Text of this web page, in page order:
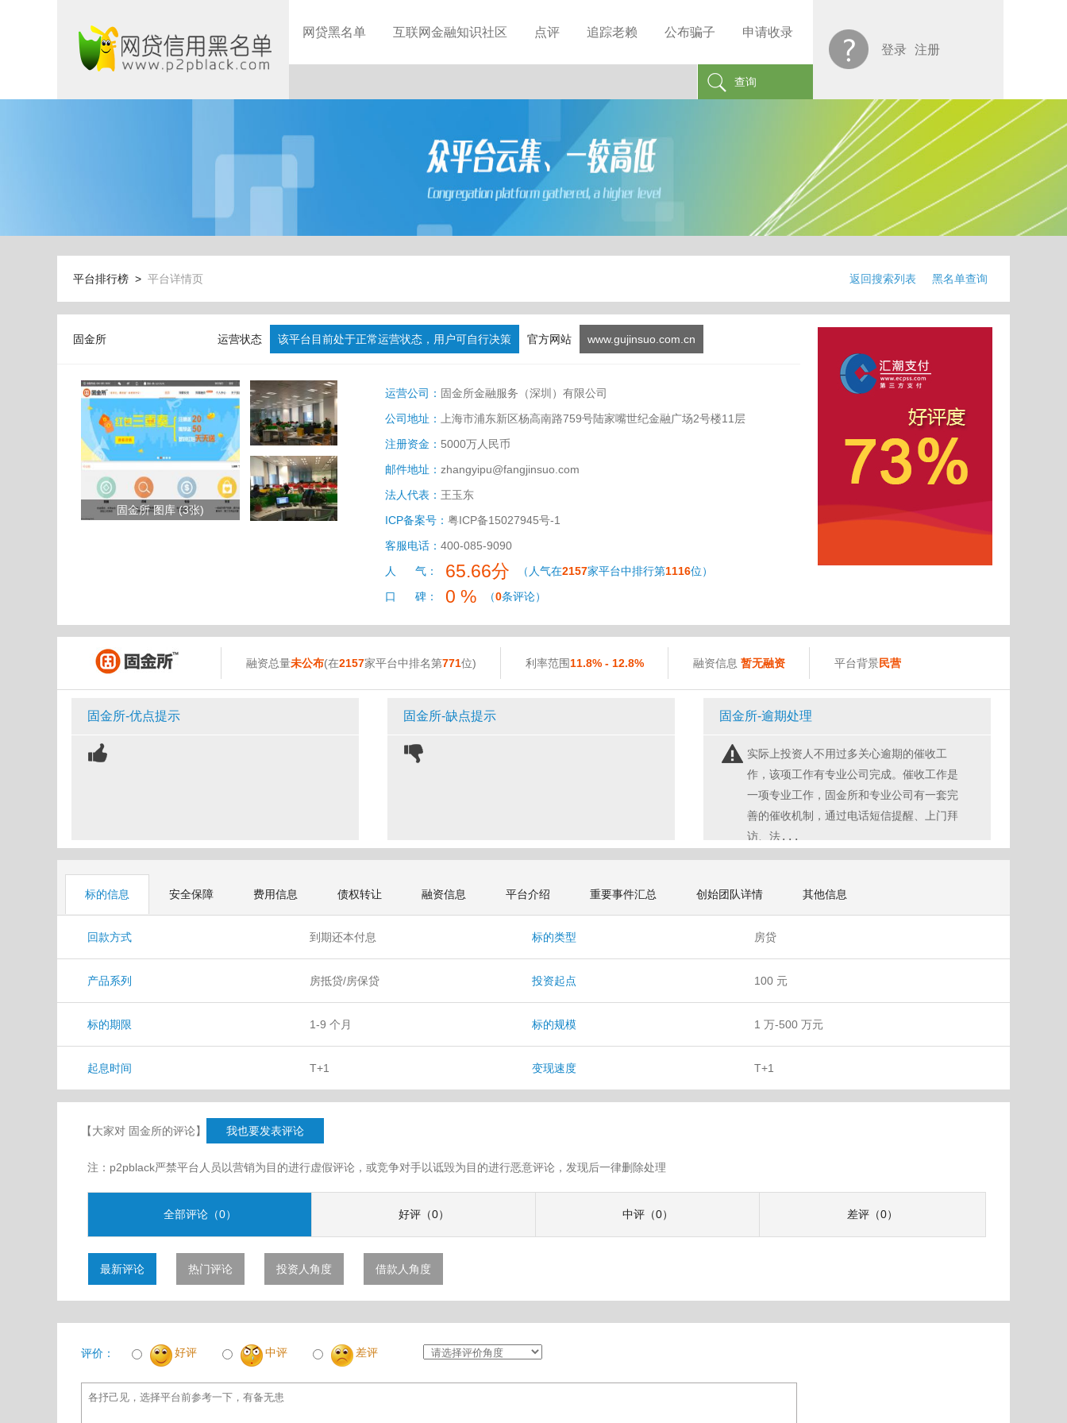
网贷黑名单 互联网金融知识社区 点评 追踪老赖 公布骗子 申请收录
查询
登录 注册
平台排行榜 > 平台详情页 返回搜索列表 黑名单查询
固金所 运营状态 该平台目前处于正常运营状态，用户可自行决策 官方网站 www.gujinsuo.com.cn
固金所 图库 (3张)
运营公司： 固金所金融服务（深圳）有限公司
公司地址：
上海市浦东新区杨高南路759号陆家嘴世纪金融广场2号楼11层
注册资金： 5000万人民币
邮件地址： zhangyipu@fangjinsuo.com
法人代表： 王玉东
ICP备案号： 粤ICP备15027945号-1
客服电话： 400-085-9090
人 气：
65.66分 （人气在2157家平台中排行第1116位）
口 碑：
0 % （0条评论）
融资总量未公布(在2157家平台中排名第771位) 利率范围11.8% - 12.8% 融资信息 暂无融资 平台背景民营
固金所-优点提示 固金所-缺点提示 固金所-逾期处理
实际上投资人不用过多关心逾期的催收工
作，该项工作有专业公司完成。催收工作是
一项专业工作，固金所和专业公司有一套完
善的催收机制，通过电话短信提醒、上门拜
访、法...
标的信息 安全保障 费用信息 债权转让 融资信息 平台介绍 重要事件汇总 创始团队详情 其他信息
回款方式 到期还本付息 标的类型 房贷
产品系列 房抵贷/房保贷 投资起点 100 元
标的期限 1-9 个月 标的规模 1 万-500 万元
起息时间 T+1 变现速度 T+1
【大家对 固金所的评论】 我也要发表评论
注：p2pblack严禁平台人员以营销为目的进行虚假评论，或竞争对手以诋毁为目的进行恶意评论，发现后一律删除处理
全部评论（0） 好评（0） 中评（0） 差评（0）
最新评论 热门评论 投资人角度 借款人角度
评价： 好评 中评 差评